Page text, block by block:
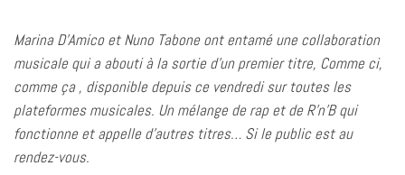
Marina D’Amico et Nuno Tabone ont entamé une collaboration
musicale qui a abouti à la sortie d’un premier titre, Comme ci,
comme ça , disponible depuis ce vendredi sur toutes les
plateformes musicales. Un mélange de rap et de R’n’B qui
fonctionne et appelle d’autres titres… Si le public est au
rendez-vous.